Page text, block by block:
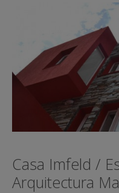
Casa Imfeld /
Arquitectura